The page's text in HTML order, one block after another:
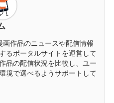
作品のニュースや配信情報
るポータルサイトを運営して
品の配信状況を比較し、ユー
境で選べるようサポートして